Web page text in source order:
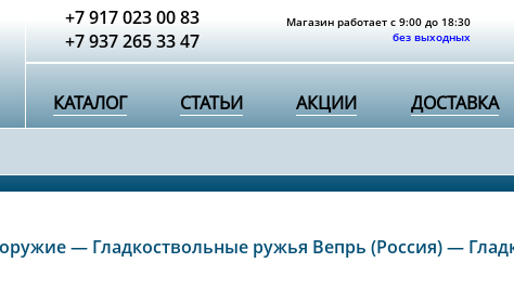
+7 917 023 00 83
+7 937 265 33 47
Магазин работает с 9:00 до 18:30
без выходных
КАТАЛОГ СТАТЬИ АКЦИИ ДОСТАВКА
— Гладкоствольные ружья Вепрь (Россия)—